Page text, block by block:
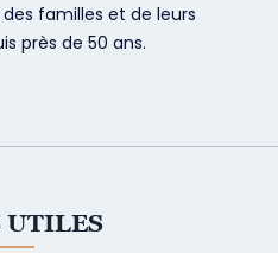
familles et de leurs
près de 50 ans.
UTILES